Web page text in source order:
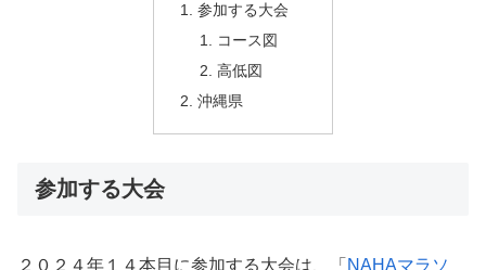
参加する大会
コース図
高低図
沖縄県
参加する大会
２０２４年１４本目に参加する大会は、「 NAHAマラソ